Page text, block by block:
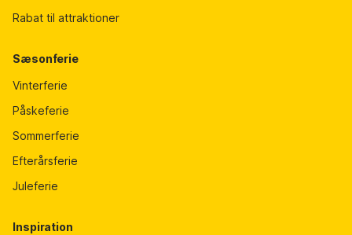
Rabat til attraktioner
Sæsonferie
Vinterferie
Påskeferie
Sommerferie
Efterårsferie
Juleferie
Inspiration